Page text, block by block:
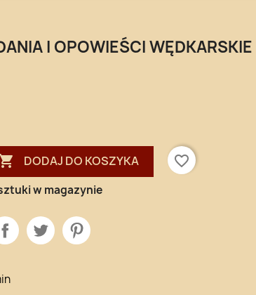
I OPOWIEŚCI WĘDKARSKIE
DODAJ DO KOSZYKA
favorite_border
w magazynie